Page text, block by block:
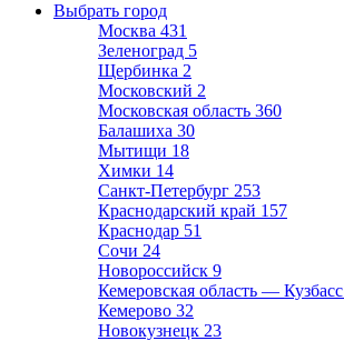
Выбрать город
Москва 431
Зеленоград 5
Щербинка 2
Московский 2
Московская область 360
Балашиха 30
Мытищи 18
Химки 14
Санкт-Петербург 253
Краснодарский край 157
Краснодар 51
Сочи 24
Новороссийск 9
Кемеровская область — Кузбасс
Кемерово 32
Новокузнецк 23